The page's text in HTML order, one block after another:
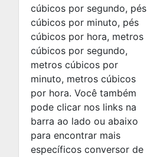
cúbicos por segundo, pés
cúbicos por minuto, pés
cúbicos por hora, metros
cúbicos por segundo,
metros cúbicos por
minuto, metros cúbicos
por hora. Você também
pode clicar nos links na
barra ao lado ou abaixo
para encontrar mais
específicos conversor de